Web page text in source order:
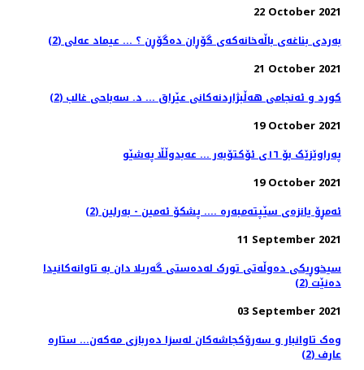
22 October 2021
به‌ردی بناغه‌ی باڵه‌خانه‌كه‌ی گۆڕان ده‌گۆڕن ؟ ... عیماد عه‌لی (2)
21 October 2021
کورد و ئەنجامى هەڵبژاردنەکانى عێراق ... د. سەباحی غالب (2)
19 October 2021
پەراوێزێک بۆ ١٦ی ئۆکتۆبەر ... عەبدوڵڵا پەشێو
19 October 2021
ئەمڕۆ یانزەی سێپتەمبەرە .... پشکۆ ئەمین - بەرلین (2)
11 September 2021
سیخوڕیکی دەوڵەتی تورک لەدەستی گەریلا دان بە تاوانەکانیدا
دەنێت (2)
03 September 2021
وەک تاوانبار و سەرۆکجاشەکان لەسزا دەربازی مەکەن... ستارە
عارف (2)